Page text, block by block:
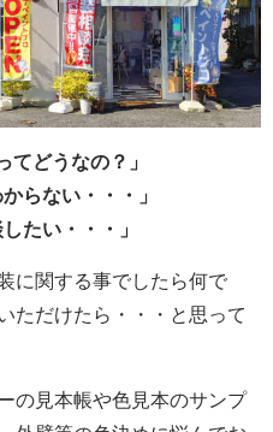
てどうなの？」
らない・・・」
たい・・・」
に関する事でしたら何で
ただけたら・・・と思って
の見本帳や色見本のサンプ